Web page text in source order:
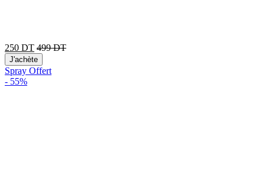
250 DT 499DT
J'achète
Spray Offert
- 55%